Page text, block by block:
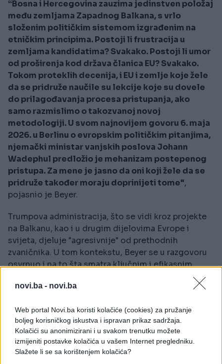
novi.ba - novi.ba
Web portal Novi.ba koristi kolačiće (cookies) za pružanje
boljeg korisničkog iskustva i ispravan prikaz sadržaja.
Kolačići su anonimizirani i u svakom trenutku možete
izmijeniti postavke kolačića u vašem Internet pregledniku.
Slažete li se sa korištenjem kolačića?
“Bosna i Hercegovina zauzima jedinstven položaj
među zemljama Zapadnog Balkana, s vrlo
složenim političkim sistemom izgrađenim na
etničkim principima. Postoji li frustracija u
zemljama kandidatima? Svakako. Postoji li umor
od proširenja kod država članica EU? Svakako.
Tokom proteklih decenija, i EU i zemlje koje žele
da se pridruže naučile su lekcije koje su dovele
do prilagođavanja procesa pristupanja, ako
samo razmislimo o takozvanoj novoj
metodologiji. U svom najnovijem govoru 6. maja
2026. u Berlinu o evropskim političkim pitanjima,
njemački ministar vanjskih poslova Johann
Wadephul predložio je mehanizam postepenog
pristupa. Za mene je jasno da oni koji žele da se
pridruže također moraju doprinijeti tome",
pojasnio je Beyer.
Trumpova administracija, što se vidi kroz projekte
na Balkanu, kao i u drugim dijelovima Evrope i
svijeta, djeluje "agresivnije" od prethodnih
zvaničnika. U tom kontekstu, Beyer se u razgovoru
osvrnuo i na to šta smatra ključnim i efikasnim
političkim alatima koje Evropa može koristiti kao
odgovor na takav pristup.
"Iz evropske i njemačke perspektive,
najefikasniji odgovor nije konfrontacija, već
dosljednost i kredibilitet. Na Zapadnom Balkanu,
a posebno u Bosni i Hercegovini, ključni
instrument Evrope ostaje jasna i kredibilna